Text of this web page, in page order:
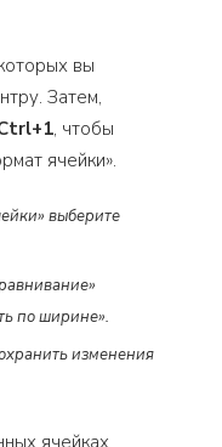
вы
Затем,
, чтобы
ячейки».
выберите
по ширине».
изменения
ячейках